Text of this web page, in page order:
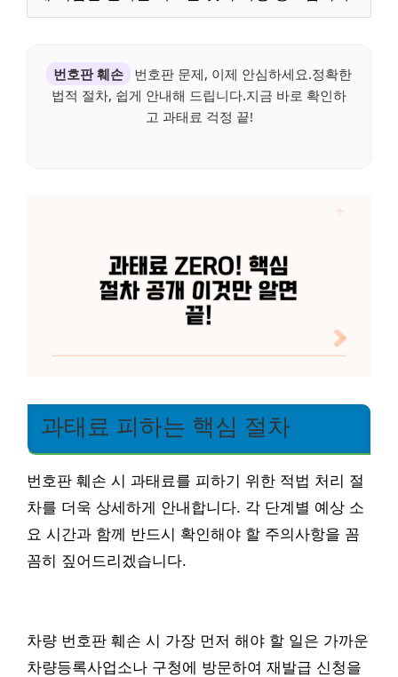
번호판 훼손
번호판 문제, 이제 안심하세요.정확한
법적 절차, 쉽게 안내해 드립니다.지금 바로 확인하
고 과태료 걱정 끝!
과태료 피하는 핵심 절차
번호판 훼손 시 과태료를 피하기 위한 적법 처리 절
차를 더욱 상세하게 안내합니다. 각 단계별 예상 소
요 시간과 함께 반드시 확인해야 할 주의사항을 꼼
꼼히 짚어드리겠습니다.
차량 번호판 훼손 시 가장 먼저 해야 할 일은 가까운
차량등록사업소나 구청에 방문하여 재발급 신청을